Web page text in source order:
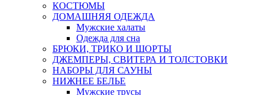
КОСТЮМЫ
ДОМАШНЯЯ ОДЕЖДА
Мужские халаты
Одежда для сна
БРЮКИ, ТРИКО И ШОРТЫ
ДЖЕМПЕРЫ, СВИТЕРА И ТОЛСТОВКИ
НАБОРЫ ДЛЯ САУНЫ
НИЖНЕЕ БЕЛЬЕ
Мужские трусы